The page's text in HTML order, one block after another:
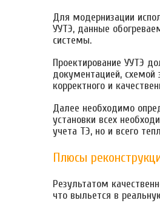
Для модернизации
УУТЭ, данные
системы.
Проектирование УУТЭ
документацией, схемой
корректного и
Далее необходимо
установки всех
учета ТЭ, но и всего
Плюсы
Результатом
что выльется в